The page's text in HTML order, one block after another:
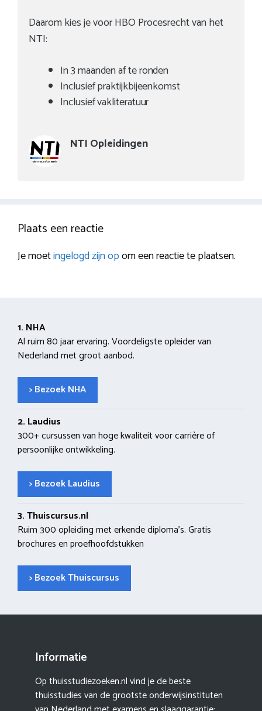
Daarom kies je voor HBO Procesrecht van het
NTI:
In 3 maanden af te ronden
Inclusief praktijkbijeenkomst
Inclusief vakliteratuur
NTI Opleidingen
Plaats een reactie
Je moetingelogd zijn opom een reactie te plaatsen.
1. NHA
Al ruim 80 jaar ervaring. Voordeligste opleider van
Nederland met groot aanbod.
> Bezoek NHA
2. Laudius
300+ cursussen van hoge kwaliteit voor carrière of
persoonlijke ontwikkeling.
> Bezoek Laudius
3. Thuiscursus.nl
Ruim 300 opleiding met erkende diploma’s. Gratis
brochures en proefhoofdstukken
> Bezoek Thuiscursus
Informatie
Op thuisstudiezoeken.nl vind je de beste
thuisstudies van de grootste onderwijsinstituten